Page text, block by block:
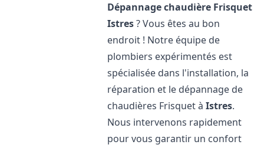
Dépannage chaudière Frisquet
Istres? Vous êtes au bon
endroit ! Notre équipe de
plombiers expérimentés est
spécialisée dans l'installation, la
réparation et le dépannage de
chaudières Frisquet àIstres.
Nous intervenons rapidement
pour vous garantir un confort